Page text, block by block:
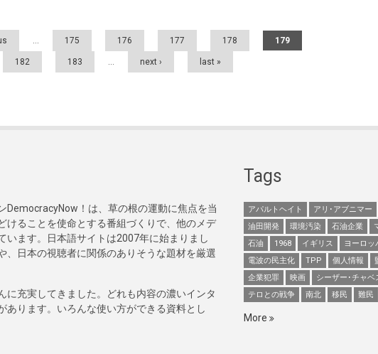
… 175 176 177 178 179
182 183 … next › last »
DemocracyNow！は、草の根の運動に焦点を当
けることを使命とする番組づくりで、他のメデ
います。日本語サイトは2007年に始まりまし
、日本の視聴者に関係のありそうな題材を厳選
に充実してきました。どれも内容の濃いインタ
あります。いろんな使い方ができる資料とし
Tags
アパルトヘイト アリ･アブニマー
油田開発
環境汚染 石油企業
石油
1968 イギリス ヨーロッ
電波の民主化
TPP 個人情報
企業犯罪
映画 シーザー･チャベ
テロとの戦争
南北 移民 難民
More